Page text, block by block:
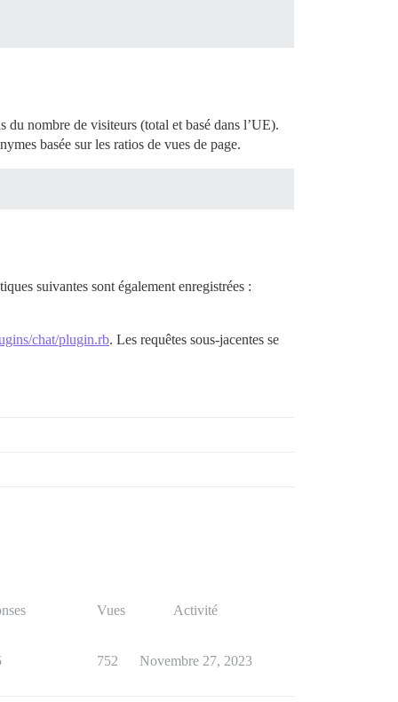
du nombre de visiteurs (total et basé dans l’UE).
basée sur les ratios de vues de page.
suivantes sont également enregistrées :
chat/plugin.rb. Les requêtes sous-jacentes se
Vues Activité
752 Novembre 27, 2023